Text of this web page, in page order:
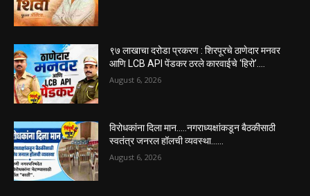
९७ लाखाचा दरोडा प्रकरण : शिरपूरचे ठाणेदार मनवर
आणि LCB API पेंडकर ठरले कारवाईचे ‘हिरो’….
August 6, 2026
विरोधकांना दिला मान…..नगराध्यक्षांकडून बैठकीसाठी
स्वतंत्र जनरल हॉलची व्यवस्था……
August 6, 2026